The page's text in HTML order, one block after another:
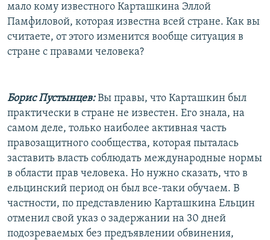
Все сайты РСЕ/РС
мало кому известного Карташкина Эллой
Памфиловой, которая известна всей стране. Как вы
считаете, от этого изменится вообще ситуация в
стране с правами человека?
Борис Пустынцев:Вы правы, что Карташкин был
практически в стране не известен. Его знала, на
самом деле, только наиболее активная часть
правозащитного сообщества, которая пыталась
заставить власть соблюдать международные нормы
в области прав человека. Но нужно сказать, что в
ельцинский период он был все-таки обучаем. В
частности, по представлению Карташкина Ельцин
отменил свой указ о задержании на 30 дней
подозреваемых без предъявлении обвинения,